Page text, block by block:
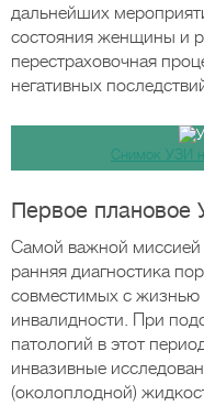
дальнейших
состояния женщины и
перестраховочная
негативных
Снимок УЗИ
Первое плановое
Самой важной миссией
ранняя диагностика
совместимых с жизнью
инвалидности. При
патологий в этот
инвазивные
(околоплодной)